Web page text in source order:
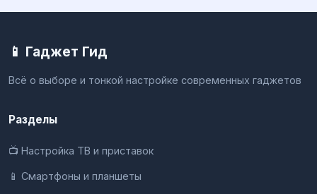
📱 Гаджет Гид
Всё о выборе и тонкой настройке современных гаджетов
Разделы
📺 Настройка ТВ и приставок
📱 Смартфоны и планшеты